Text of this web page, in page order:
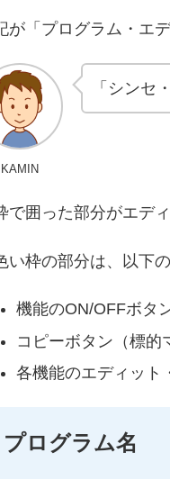
が「プログラム・エ
KAMIN
「シンセ
で囲った部分がエデ
い枠の部分は、以下の
機能のON/OFFボタ
コピーボタン（標的
各機能のエディット
プログラム名